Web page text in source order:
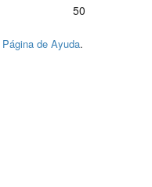
50
Página de Ayuda.